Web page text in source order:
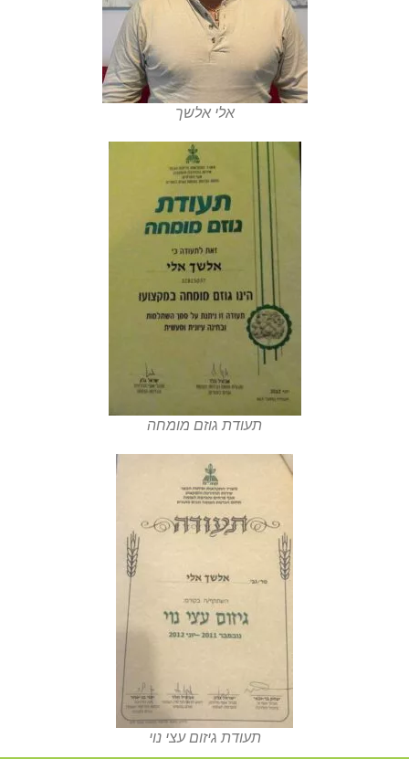
אלי אלשך
תעודת גוזם מומחה
תעודת גיזום עצי נוי